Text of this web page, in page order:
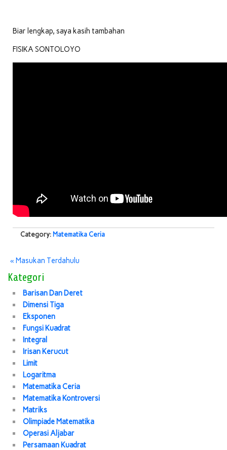
Biar lengkap, saya kasih tambahan
FISIKA SONTOLOYO
Category: Matematika Ceria
« Masukan Terdahulu
Kategori
Barisan Dan Deret
Dimensi Tiga
Eksponen
Fungsi Kuadrat
Integral
Irisan Kerucut
Limit
Logaritma
Matematika Ceria
Matematika Kontroversi
Matriks
Olimpiade Matematika
Operasi Aljabar
Persamaan Kuadrat